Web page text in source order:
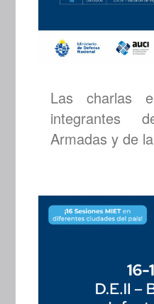
Las charlas
integrantes
Armadas y de